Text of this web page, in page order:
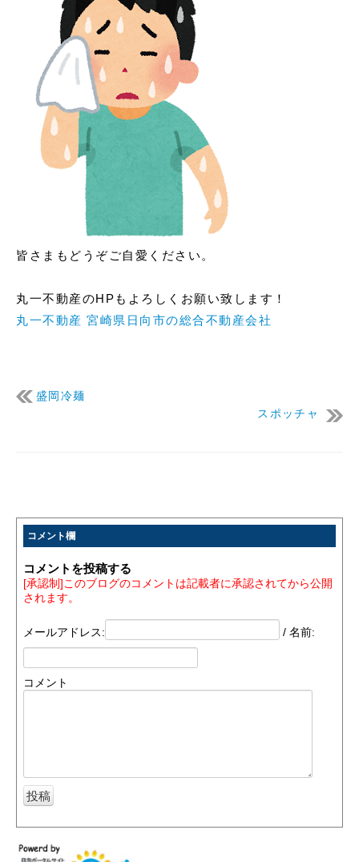
皆さまもどうぞご自愛ください。
丸一不動産のHPもよろしくお願い致します！
丸一不動産 宮崎県日向市の総合不動産会社
盛岡冷麺
スポッチャ
コメント欄
コメントを投稿する
[承認制]このブログのコメントは記載者に承認されてから公開
されます。
メールアドレス: / 名前:
コメント